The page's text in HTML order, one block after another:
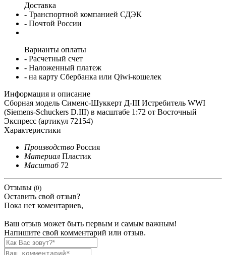
Доставка
- Транспортной компанией СДЭК
- Почтой России
Варианты оплаты
- Расчетный счет
- Наложенный платеж
- на карту Сбербанка или Qiwi-кошелек
Информация и описание
Сборная модель Сименс-Шуккерт Д-III Истребитель WWI
(Siemens-Schuckers D.III) в масштабе 1:72 от Восточный
Экспресс (артикул 72154)
Характеристики
Производство Россия
Материал Пластик
Масштаб 72
Отзывы (0)
Оставить свой отзыв?
Пока нет коментариев,
Ваш отзыв может быть первым и самым важным!
Напишите свой комментарий или отзыв.